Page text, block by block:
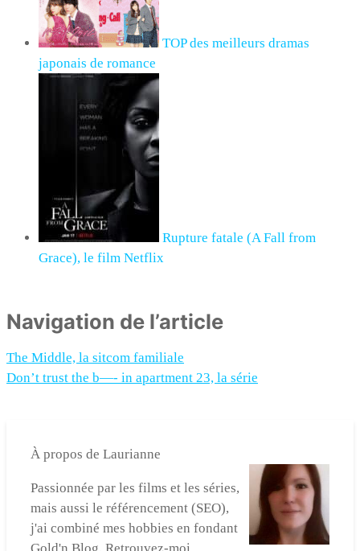
TOP des meilleurs dramas
japonais de romance
Rupture fatale (A Fall from
Grace), le film Netflix
Navigation de l’article
The Middle, la sitcom familiale
Don’t trust the b—- in apartment 23, la série
À propos de Laurianne
Passionnée par les films et les séries,
mais aussi le référencement (SEO),
j'ai combiné mes hobbies en fondant